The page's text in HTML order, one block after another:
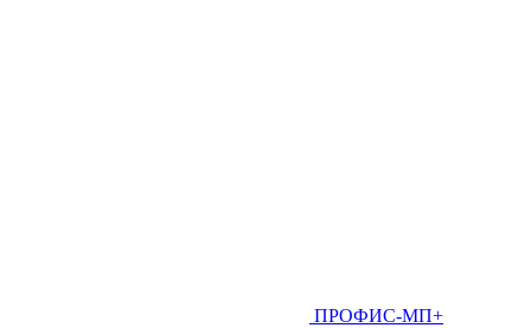
ПРОФИС-МП+